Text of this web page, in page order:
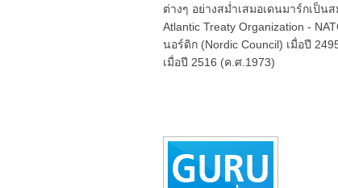
ต่างๆ อย่างสม่ำเสมอเดนมาร์กเป็
Atlantic Treaty Organization -
นอร์ดิก (Nordic Council) เมื่อปี
เมื่อปี 2516 (ค.ศ.1973)